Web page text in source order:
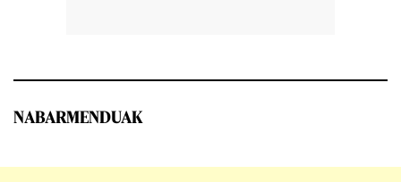
NABARMENDUAK